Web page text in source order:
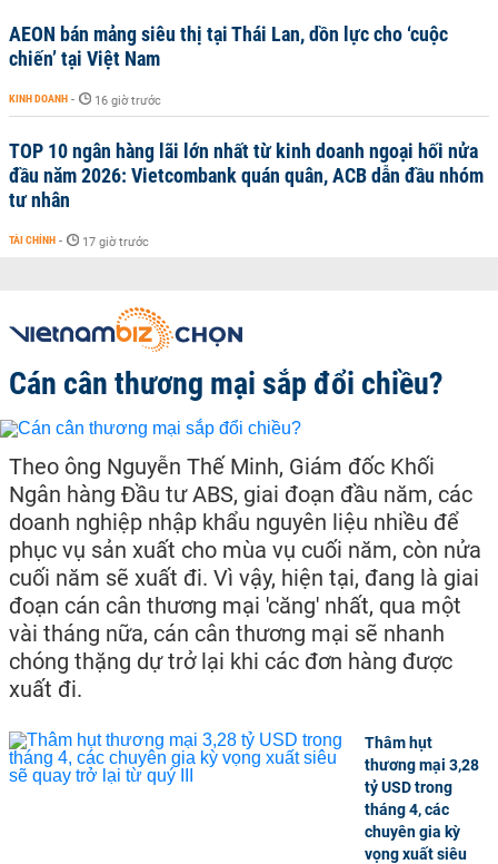
AEON bán mảng siêu thị tại Thái Lan, dồn lực cho ‘cuộc
chiến’ tại Việt Nam
KINH DOANH - 16 giờ trước
TOP 10 ngân hàng lãi lớn nhất từ kinh doanh ngoại hối nửa
đầu năm 2026: Vietcombank quán quân, ACB dẫn đầu nhóm
tư nhân
TÀI CHÍNH - 17 giờ trước
Cán cân thương mại sắp đổi chiều?
Theo ông Nguyễn Thế Minh, Giám đốc Khối
Ngân hàng Đầu tư ABS, giai đoạn đầu năm, các
doanh nghiệp nhập khẩu nguyên liệu nhiều để
phục vụ sản xuất cho mùa vụ cuối năm, còn nửa
cuối năm sẽ xuất đi. Vì vậy, hiện tại, đang là giai
đoạn cán cân thương mại 'căng' nhất, qua một
vài tháng nữa, cán cân thương mại sẽ nhanh
chóng thặng dự trở lại khi các đơn hàng được
xuất đi.
Thâm hụt
thương mại 3,28
tỷ USD trong
tháng 4, các
chuyên gia kỳ
vọng xuất siêu